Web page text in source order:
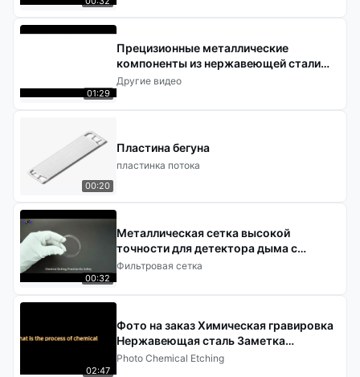
01:29
Прецизионные металлические
компоненты из нержавеющей стали
SUS316 для медицинских устройств с
Другие видео
00:20
Пластина бегуна
пластинка потока
00:32
Металлическая сетка высокой
точности для детектора дыма с
химическим резным сервисом
Фильтровая сетка
02:47
Фото на заказ Химическая гравировка
Нержавеющая сталь Заметка
Сувенирные ремесла
Photo Chemical Etching